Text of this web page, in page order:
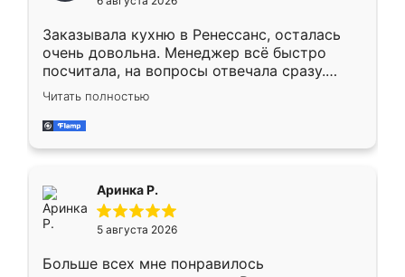
мебели буду заказывать только здесь.
Заказывала кухню в Ренессанс, осталась
очень довольна. Менеджер всё быстро
посчитала, на вопросы отвечала сразу.
Замерщик приехал в субботу, подошёл к
делу со всей ответственностью. Собрали
за день, ребята работали аккуратно, даже
Читать полностью
Аринка Р.
5 августа 2026
Больше всех мне понравилось